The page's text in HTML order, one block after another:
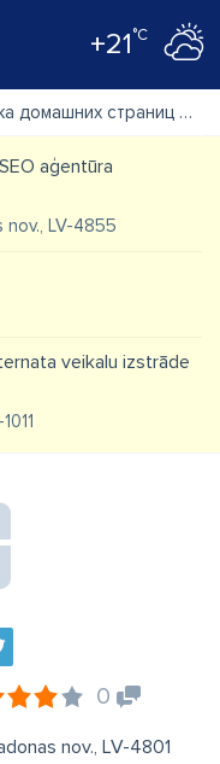
+21°C
домашних страниц
aģentūra
nov., LV-4855
veikalu izstrāde
0
nov., LV-4801